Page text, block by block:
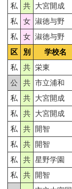
私 共 大宮開成
私 女 淑徳与野
私 女 淑徳与野
区
別 学校名
私 共 栄東
公
共 市立浦和
私 共 大宮開成
私 共 大宮開成
私 共 開智
私 共 開智
私 共 星野学園
私 共 開智